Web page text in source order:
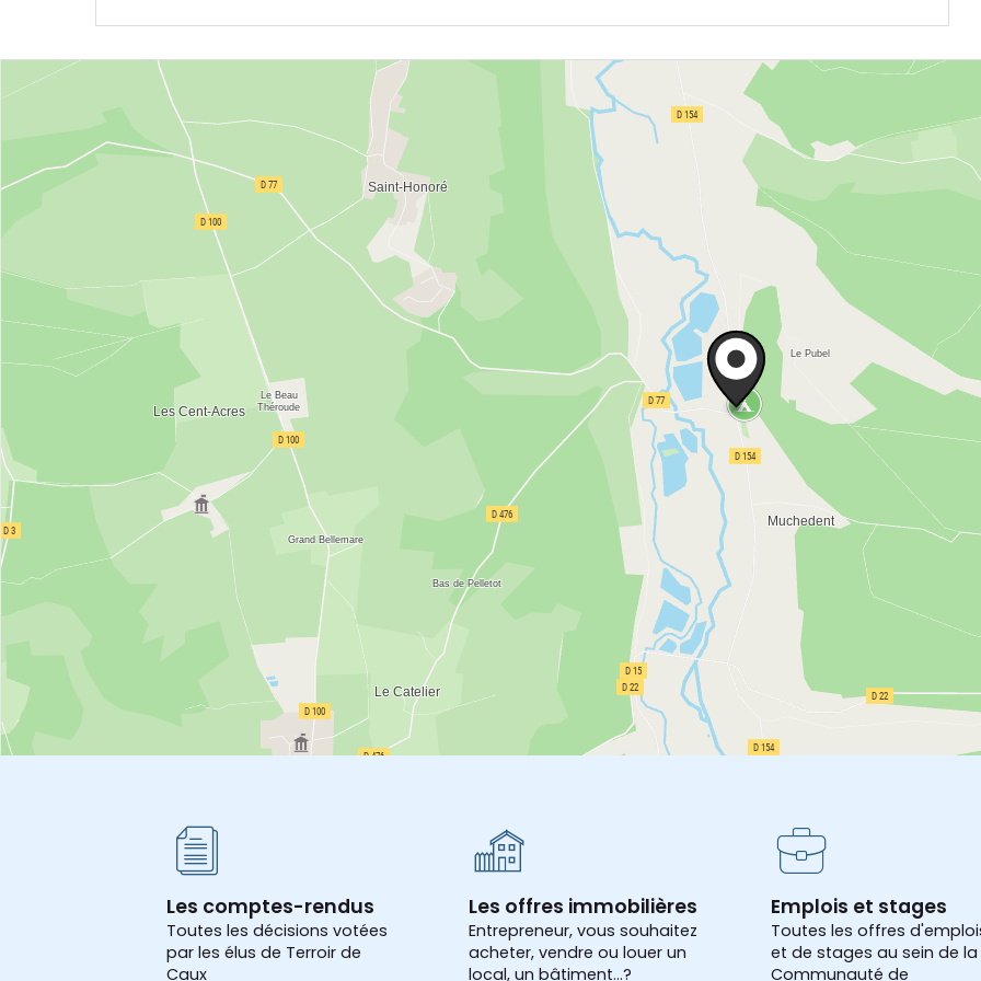
Les comptes-rendus
Toutes les décisions votées
par les élus de Terroir de
Caux
Les offres immobilières
Entrepreneur, vous souhaitez
acheter, vendre ou louer un
local, un bâtiment...?
Emplois et stages
Toutes les offres
et de stages au sein de la
Communauté de